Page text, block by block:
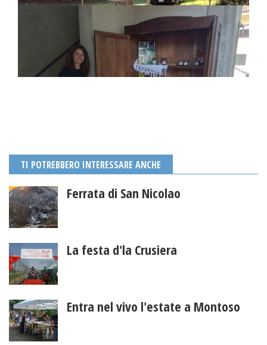
TI POTREBBERO INTERESSARE ANCHE
Ferrata di San Nicolao
La festa d'la Crusiera
Entra nel vivo l'estate a Montoso